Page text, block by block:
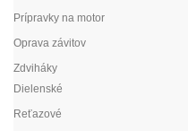
Prípravky na motor
Oprava závitov
Zdviháky
Dielenské
Reťazové